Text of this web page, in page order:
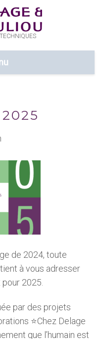
de 2024, toute
à vous adresser
2025.
par des projets
⭐Chez Delage
que l’humain est